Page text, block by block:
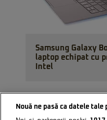
Samsung Galaxy
laptop echipat cu
Intel
Nouă ne pasă ca datele